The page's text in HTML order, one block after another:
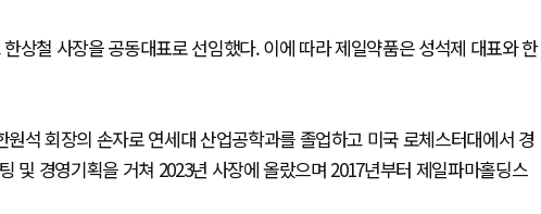
상철 사장을 공동대표로 선임했다. 이에 따라 제일약품은 성석제 대표와 한
석 회장의 손자로 연세대 산업공학과를 졸업하고 미국 로체스터대에서 경
및 경영기획을 거쳐 2023년 사장에 올랐으며 2017년부터 제일파마홀딩스